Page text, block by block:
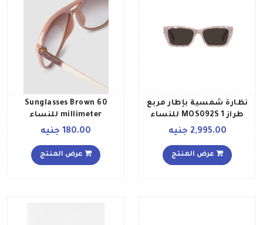
نظارة شمسية بإطار مربع
طراز MOS092S 1 للنساء
2,995.00 جنيه
عرض المنتج
Sunglasses Brown 60
millimeter للنساء
180.00 جنيه
عرض المنتج